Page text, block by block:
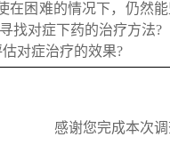
在困难的情况下，仍然
找对症下药的治疗方法?
对症治疗的效果?
感谢您完成本次调